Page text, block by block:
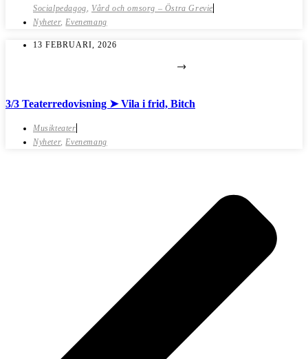
Socialpedagog
Vård och omsorg – Östra Grevie
Nyheter, Evenemang
13 FEBRUARI, 2026
3/3 Teaterredovisning ➤ Vila i frid, Bitch
Musikteater
Nyheter, Evenemang